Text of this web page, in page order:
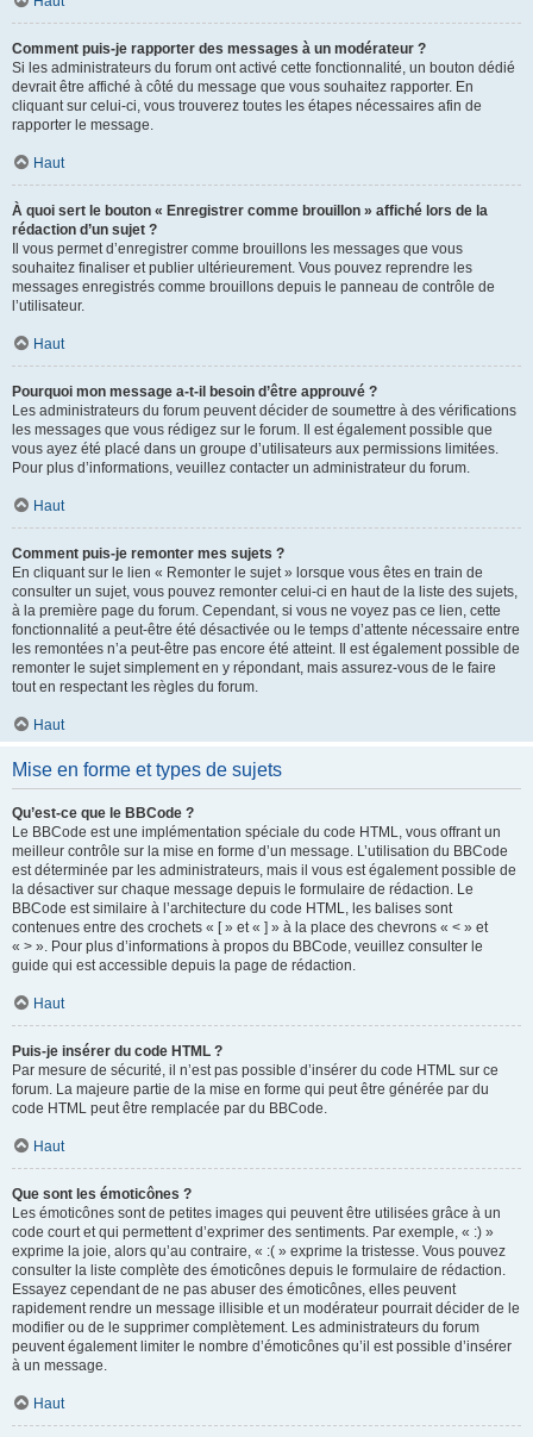
Comment puis-je rapporter des messages à un modérateur ?
Si les administrateurs du forum ont activé cette fonctionnalité, un bouton dédié
devrait être affiché à côté du message que vous souhaitez rapporter. En
cliquant sur celui-ci, vous trouverez toutes les étapes nécessaires afin de
rapporter le message.
Haut
À quoi sert le bouton « Enregistrer comme brouillon » affiché lors de la
rédaction d’un sujet ?
Il vous permet d’enregistrer comme brouillons les messages que vous
souhaitez finaliser et publier ultérieurement. Vous pouvez reprendre les
messages enregistrés comme brouillons depuis le panneau de contrôle de
l’utilisateur.
Haut
Pourquoi mon message a-t-il besoin d’être approuvé ?
Les administrateurs du forum peuvent décider de soumettre à des vérifications
les messages que vous rédigez sur le forum. Il est également possible que
vous ayez été placé dans un groupe d’utilisateurs aux permissions limitées.
Pour plus d’informations, veuillez contacter un administrateur du forum.
Haut
Comment puis-je remonter mes sujets ?
En cliquant sur le lien « Remonter le sujet » lorsque vous êtes en train de
consulter un sujet, vous pouvez remonter celui-ci en haut de la liste des sujets,
à la première page du forum. Cependant, si vous ne voyez pas ce lien, cette
fonctionnalité a peut-être été désactivée ou le temps d’attente nécessaire entre
les remontées n’a peut-être pas encore été atteint. Il est également possible de
remonter le sujet simplement en y répondant, mais assurez-vous de le faire
tout en respectant les règles du forum.
Haut
Mise en forme et types de sujets
Qu’est-ce que le BBCode ?
Le BBCode est une implémentation spéciale du code HTML, vous offrant un
meilleur contrôle sur la mise en forme d’un message. L’utilisation du BBCode
est déterminée par les administrateurs, mais il vous est également possible de
la désactiver sur chaque message depuis le formulaire de rédaction. Le
BBCode est similaire à l’architecture du code HTML, les balises sont
contenues entre des crochets « [ » et « ] » à la place des chevrons « < » et
« > ». Pour plus d’informations à propos du BBCode, veuillez consulter le
guide qui est accessible depuis la page de rédaction.
Haut
Puis-je insérer du code HTML ?
Par mesure de sécurité, il n’est pas possible d’insérer du code HTML sur ce
forum. La majeure partie de la mise en forme qui peut être générée par du
code HTML peut être remplacée par du BBCode.
Haut
Que sont les émoticônes ?
Les émoticônes sont de petites images qui peuvent être utilisées grâce à un
code court et qui permettent d’exprimer des sentiments. Par exemple, « :) »
exprime la joie, alors qu’au contraire, « :( » exprime la tristesse. Vous pouvez
consulter la liste complète des émoticônes depuis le formulaire de rédaction.
Essayez cependant de ne pas abuser des émoticônes, elles peuvent
rapidement rendre un message illisible et un modérateur pourrait décider de le
modifier ou de le supprimer complètement. Les administrateurs du forum
peuvent également limiter le nombre d’émoticônes qu’il est possible d’insérer
à un message.
Haut